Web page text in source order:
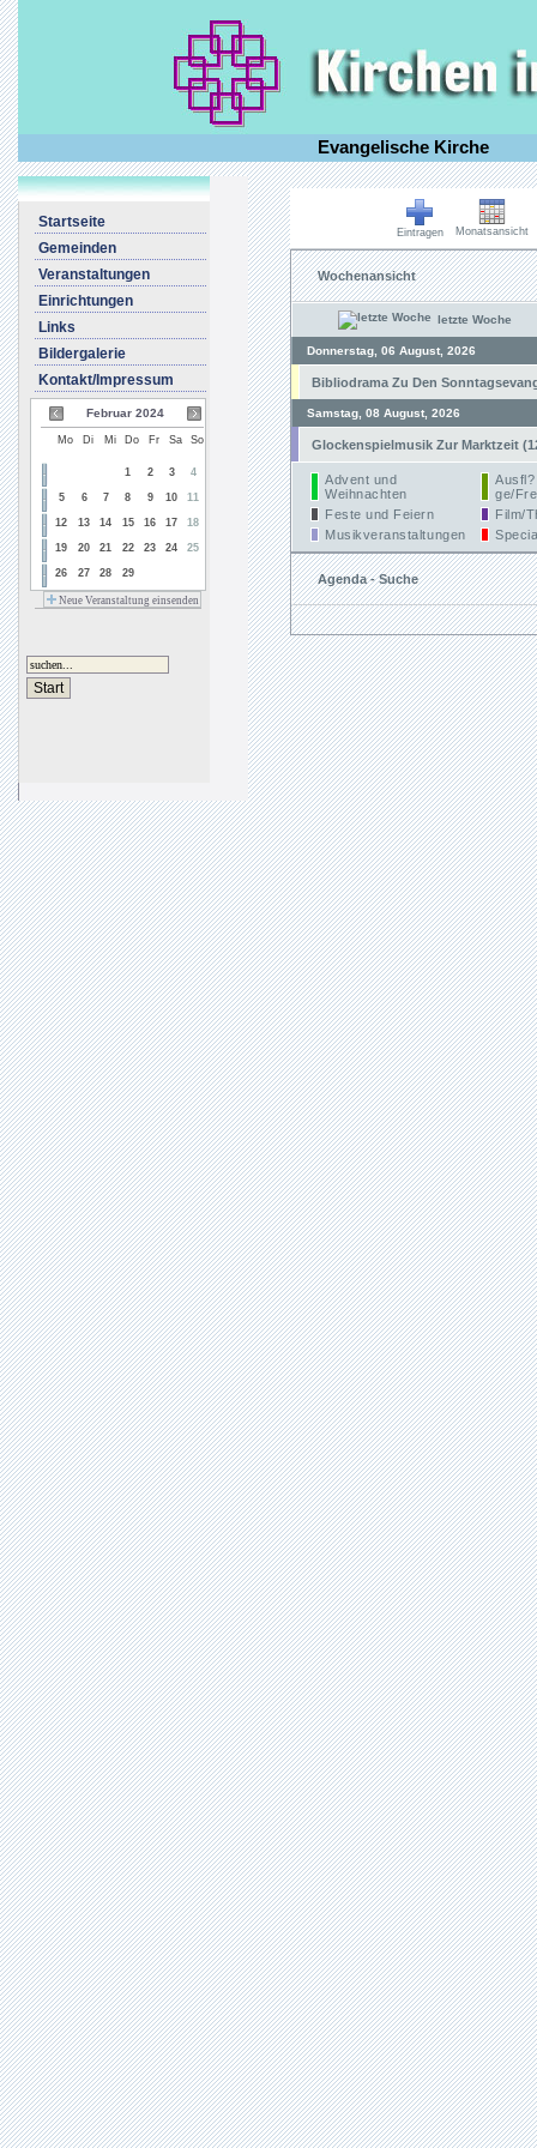
Evangelische Kirche
Startseite
Gemeinden
Veranstaltungen
Einrichtungen
Links
Bildergalerie
Kontakt/Impressum
Februar 2024
Mo Di Mi Do Fr Sa So
1 2 3 4
5 6 7 8 9 10 11
12 13 14 15 16 17 18
19 20 21 22 23 24 25
26 27 28 29
Neue Veranstaltung einsenden
Eintragen Monatsansicht
Wochenansicht
letzte Woche
Donnerstag, 06 August, 2026
Bibliodrama Zu Den
Samstag, 08 August, 2026
Glockenspielmusik Zur Marktzeit
Advent und
Weihnachten
Ausfl?
ge/
Feste und Feiern
Film/
Musikveranstaltungen
Agenda - Suche